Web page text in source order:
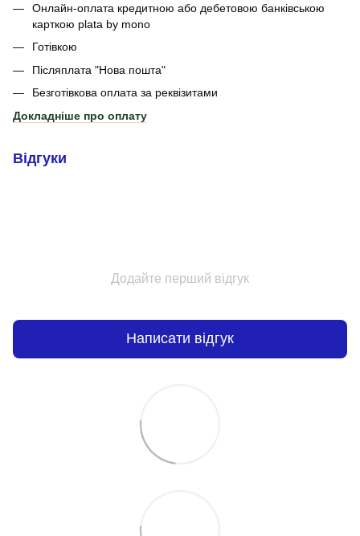
Онлайн-оплата кредитною або дебетовою банківською
карткою plata by mono
Готівкою
Післяплата "Нова пошта"
Безготівкова оплата за реквізитами
Докладніше про оплату
Відгуки
Додайте перший відгук
Написати відгук